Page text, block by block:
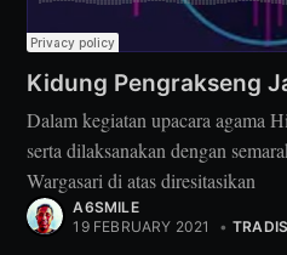
Kidung Pengrakseng
Dalam kegiatan upacara agama
serta dilaksanakan dengan
Wargasari di atas diresitasikan
A6SMILE
19 FEBRUARY 2021
•